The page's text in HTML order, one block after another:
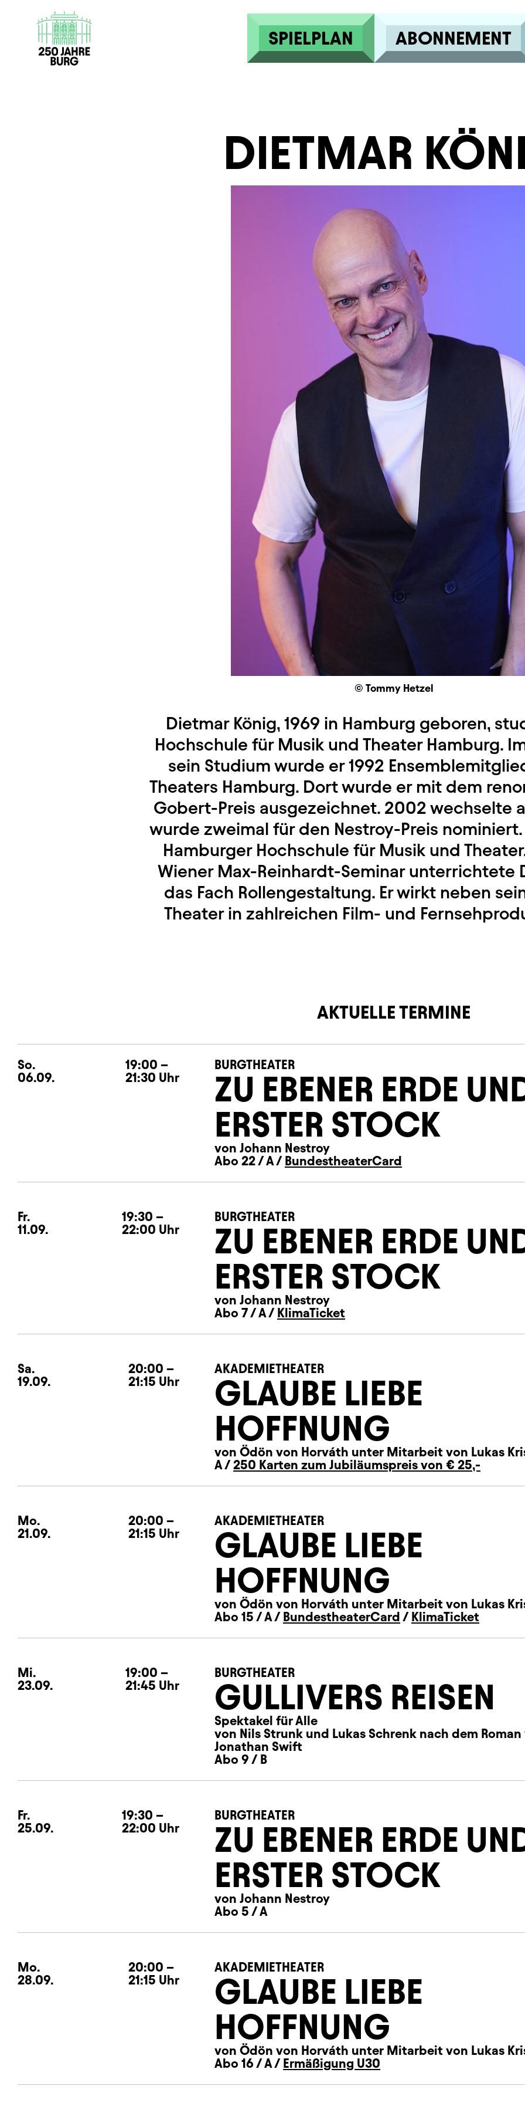
Direkt zum Inhalt
SPIELPLAN ABONNEMENT
DIETMAR
© Tommy Hetzel
Dietmar König, 1969 in Hamburg geboren,
Hochschule für Musik und Theater Hamburg.
sein Studium wurde er 1992
Theaters Hamburg. Dort wurde er mit dem
Gobert-Preis ausgezeichnet. 2002 wechselte
wurde zweimal für den Nestroy-Preis
Hamburger Hochschule für Musik und
Wiener Max-Reinhardt-Seminar unterrichtete
das Fach Rollengestaltung. Er wirkt neben
Theater in zahlreichen Film- und
AKTUELLE TERMINE
So.
06.09.
19:00 –
21:30 Uhr
BURGTHEATER
ZU EBENER ERDE
ERSTER STOCK
von Johann Nestroy
Abo 22 / A / BundestheaterCard
Fr.
11.09.
19:30 –
22:00 Uhr
BURGTHEATER
ZU EBENER ERDE
ERSTER STOCK
von Johann Nestroy
Abo 7 / A / KlimaTicket
Sa.
19.09.
20:00 –
21:15 Uhr
AKADEMIETHEATER
GLAUBE LIEBE
HOFFNUNG
von Ödön von Horváth unter Mitarbeit von Lukas
A /250 Karten zum Jubiläumspreis von € 25,-
Mo.
21.09.
20:00 –
21:15 Uhr
AKADEMIETHEATER
GLAUBE LIEBE
HOFFNUNG
von Ödön von Horváth unter Mitarbeit von Lukas
Abo 15 / A / BundestheaterCard / KlimaTicket
Mi.
23.09.
19:00 –
21:45 Uhr
BURGTHEATER
GULLIVERS REISEN
Spektakel für Alle
von Nils Strunk und Lukas Schrenk nach dem Roman
Jonathan Swift
Abo 9 / B
Fr.
25.09.
19:30 –
22:00 Uhr
BURGTHEATER
ZU EBENER ERDE
ERSTER STOCK
von Johann Nestroy
Abo 5 / A
Mo.
28.09.
20:00 –
21:15 Uhr
AKADEMIETHEATER
GLAUBE LIEBE
HOFFNUNG
von Ödön von Horváth unter Mitarbeit von Lukas
Abo 16 / A / Ermäßigung U30